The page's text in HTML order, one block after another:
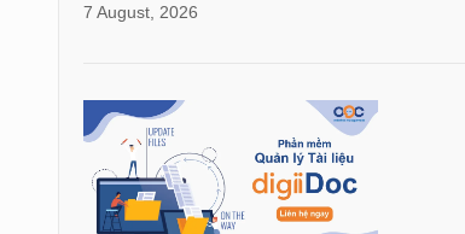
7 August, 2026